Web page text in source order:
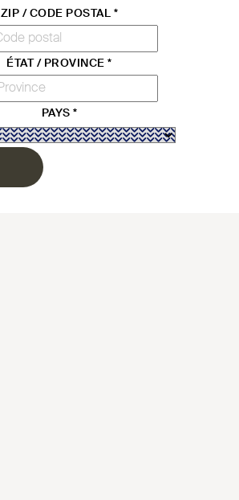
ZIP / CODE POSTAL *
ÉTAT / PROVINCE*
PAYS *